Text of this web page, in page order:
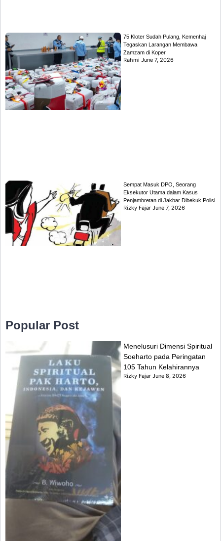
75 Kloter Sudah Pulang, Kemenhaj
Tegaskan Larangan Membawa
Zamzam di Koper
RahmiJune 7, 2026
Sempat Masuk DPO, Seorang
Eksekutor Utama dalam Kasus
Penjambretan di Jakbar Dibekuk Polisi
Rizky FajarJune 7, 2026
Popular Post
Menelusuri Dimensi Spiritual
Soeharto pada Peringatan
105 Tahun Kelahirannya
Rizky FajarJune 8, 2026